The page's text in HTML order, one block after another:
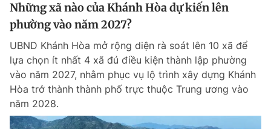
Đọc Thanh Niên trên điện thoại
Những xã nào của Khánh Hòa dự kiến lên
phường vào năm 2027?
UBND Khánh Hòa mở rộng diện rà soát lên 10 xã để
lựa chọn ít nhất 4 xã đủ điều kiện thành lập phường
vào năm 2027, nhằm phục vụ lộ trình xây dựng Khánh
Hòa trở thành thành phố trực thuộc Trung ương vào
năm 2028.